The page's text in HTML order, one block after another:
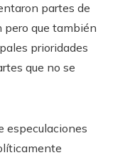
partes de
pero que también
prioridades
que no se
especulaciones